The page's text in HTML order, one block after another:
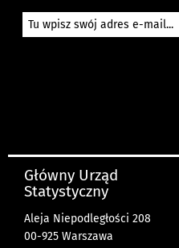
Główny Urząd
Statystyczny
Aleja Niepodległości 208
00-925 Warszawa